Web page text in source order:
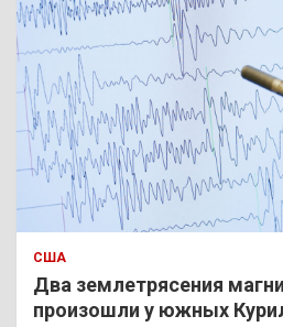
США
Два землетрясения
произошли у южных